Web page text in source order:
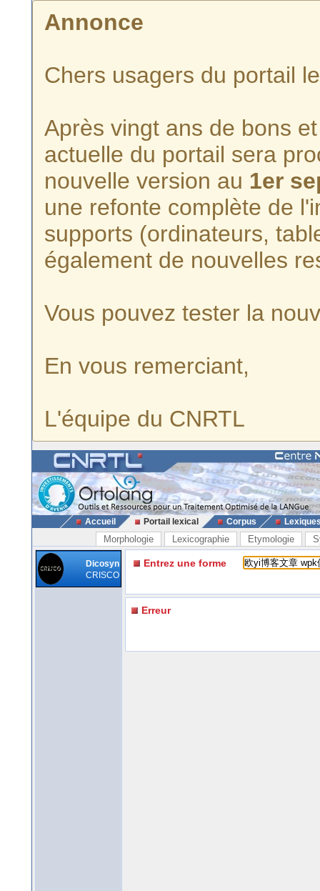
Annonce
Chers usagers du portail
Après vingt ans de bons
actuelle du portail sera
nouvelle version au 1er
une refonte complète de
supports (ordinateurs,
également de nouvelles
Vous pouvez tester la
En vous remerciant,
L'équipe du CNRTL
Accueil Portail lexical Corpus
Morphologie Lexicographie Etymologie
Dicosyn
CRISCO
Entrez une forme
Erreur